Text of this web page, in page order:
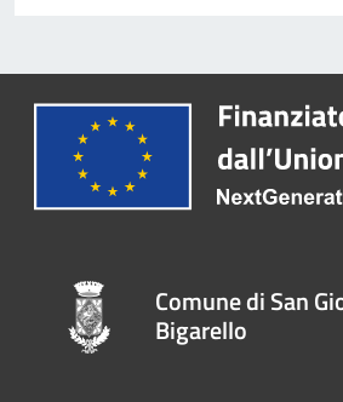
Comune di San
Bigarello